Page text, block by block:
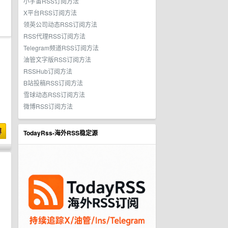
X平台RSS订阅方法
领英公司动态RSS订阅方法
RSS代理RSS订阅方法
Telegram频道RSS订阅方法
油管文字版RSS订阅方法
RSSHub订阅方法
B站投稿RSS订阅方法
雪球动态RSS订阅方法
微博RSS订阅方法
TodayRss-海外RSS稳定源